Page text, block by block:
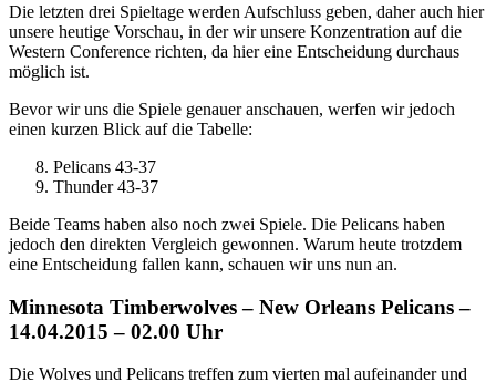
Die letzten drei Spieltage werden Aufschluss geben, daher auch hier
unsere heutige Vorschau, in der wir unsere Konzentration auf die
Western Conference richten, da hier eine Entscheidung durchaus
möglich ist.
Bevor wir uns die Spiele genauer anschauen, werfen wir jedoch
einen kurzen Blick auf die Tabelle:
Pelicans 43-37
Thunder 43-37
Beide Teams haben also noch zwei Spiele. Die Pelicans haben
jedoch den direkten Vergleich gewonnen. Warum heute trotzdem
eine Entscheidung fallen kann, schauen wir uns nun an.
Minnesota Timberwolves – New Orleans Pelicans –
14.04.2015 – 02.00 Uhr
Die Wolves und Pelicans treffen zum vierten mal aufeinander und